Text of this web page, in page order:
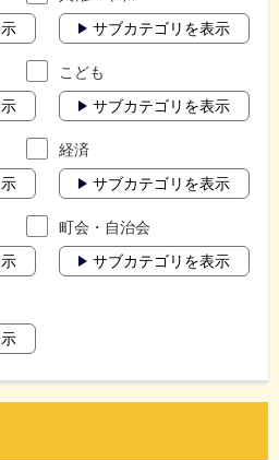
サブカテゴリを表示
こども
サブカテゴリを表示
経済
サブカテゴリを表示
町会・自治会
サブカテゴリを表示